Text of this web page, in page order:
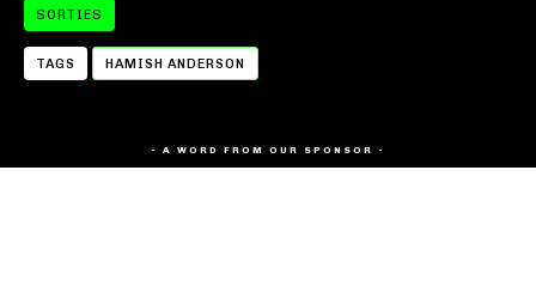
SORTIES
TAGS HAMISH ANDERSON
- A WORD FROM OUR SPONSOR -